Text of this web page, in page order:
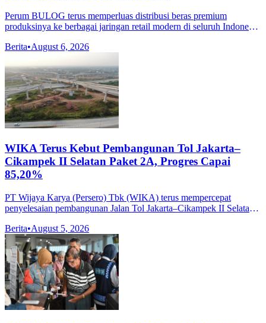
Perum BULOG terus memperluas distribusi beras premium
produksinya ke berbagai jaringan retail modern di seluruh Indonesia.
masyarakat dalam
Berita•August 6, 2026
WIKA Terus Kebut Pembangunan Tol Jakarta–
Cikampek II Selatan Paket 2A, Progres Capai
85,20%
PT Wijaya Karya (Persero) Tbk (WIKA) terus mempercepat
penyelesaian pembangunan Jalan Tol Jakarta–Cikampek II Selatan
mendukung pengembangan
Berita•August 5, 2026